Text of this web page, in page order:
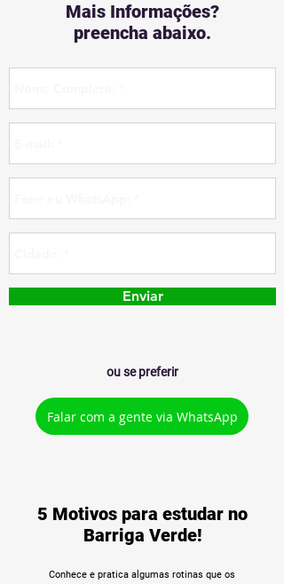
Mais Informações?
preencha abaixo.
Enviar
ou se preferir
Falar com a gente via WhatsApp
5 Motivos para estudar no
Barriga Verde!
Conhece e pratica algumas rotinas que os